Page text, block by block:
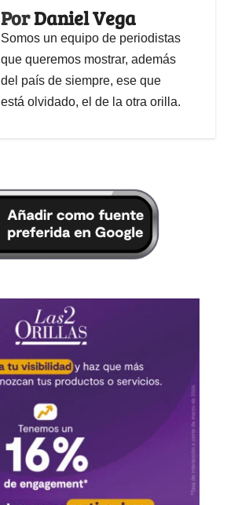
PorDaniel Vega
Somos un equipo de periodistas
que queremos mostrar, además
del país de siempre, ese que
está olvidado, el de la otra orilla.